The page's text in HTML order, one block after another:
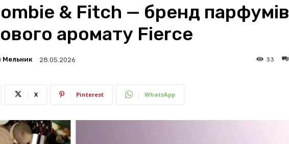
& Fitch — бренд парфумів
аромату Fierce
Мельник 28.05.2026 33
X Pinterest WhatsApp